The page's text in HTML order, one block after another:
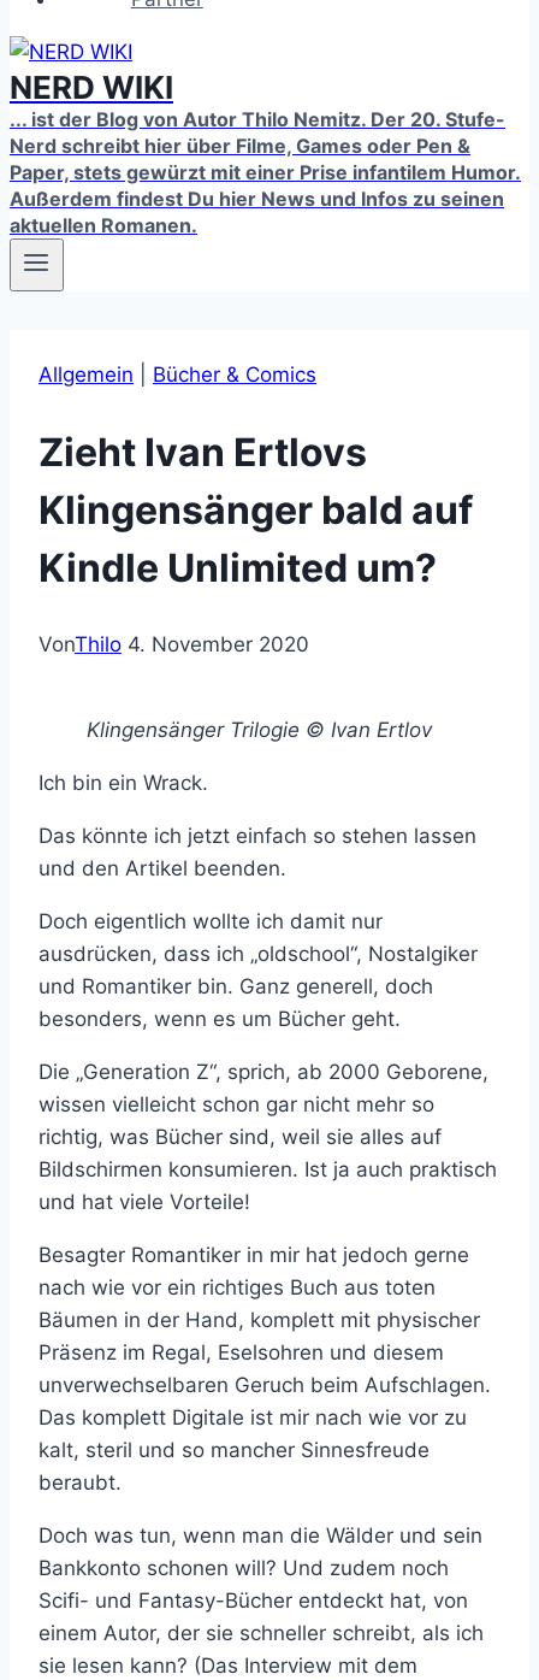
NERD WIKI
... ist der Blog von Autor Thilo Nemitz. Der 20. Stufe-
Nerd schreibt hier über Filme, Games oder Pen &
Paper, stets gewürzt mit einer Prise infantilem Humor.
Außerdem findest Du hier News und Infos zu seinen
aktuellen Romanen.
Allgemein Bücher & Comics
Zieht Ivan Ertlovs
Klingensänger bald auf
Kindle Unlimited um?
VonThilo 4. November 2020
Klingensänger Trilogie © Ivan Ertlov
Ich bin ein Wrack.
Das könnte ich jetzt einfach so stehen lassen
und den Artikel beenden.
Doch eigentlich wollte ich damit nur
ausdrücken, dass ich „oldschool“, Nostalgiker
und Romantiker bin. Ganz generell, doch
besonders, wenn es um Bücher geht.
Die „Generation Z“, sprich, ab 2000 Geborene,
wissen vielleicht schon gar nicht mehr so
richtig, was Bücher sind, weil sie alles auf
Bildschirmen konsumieren. Ist ja auch praktisch
und hat viele Vorteile!
Besagter Romantiker in mir hat jedoch gerne
nach wie vor ein richtiges Buch aus toten
Bäumen in der Hand, komplett mit physischer
Präsenz im Regal, Eselsohren und diesem
unverwechselbaren Geruch beim Aufschlagen.
Das komplett Digitale ist mir nach wie vor zu
kalt, steril und so mancher Sinnesfreude
beraubt.
Doch was tun, wenn man die Wälder und sein
Bankkonto schonen will? Und zudem noch
Scifi- und Fantasy-Bücher entdeckt hat, von
einem Autor, der sie schneller schreibt, als ich
sie lesen kann? (Das Interview mit dem